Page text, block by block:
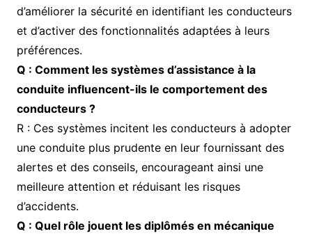
d’améliorer la sécurité en identifiant les conducteurs
et d’activer des fonctionnalités adaptées à leurs
préférences.
Q : Comment les systèmes d’assistance à la
conduite influencent-ils le comportement des
conducteurs ?
R : Ces systèmes incitent les conducteurs à adopter
une conduite plus prudente en leur fournissant des
alertes et des conseils, encourageant ainsi une
meilleure attention et réduisant les risques
d’accidents.
Q : Quel rôle jouent les diplômés en mécanique